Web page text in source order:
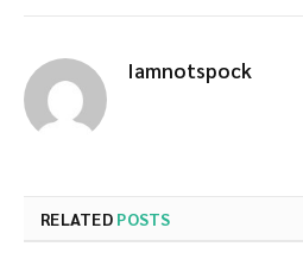
Iamnotspock
RELATED POSTS